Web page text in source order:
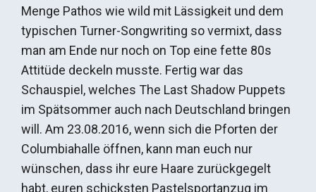
Menge Pathos wie wild mit Lässigkeit und dem
typischen Turner-Songwriting so vermixt, dass
man am Ende nur noch on Top eine fette 80s
Attitüde deckeln musste. Fertig war das
Schauspiel, welches The Last Shadow Puppets
im Spätsommer auch nach Deutschland bringen
will. Am 23.08.2016, wenn sich die Pforten der
Columbiahalle öffnen, kann man euch nur
wünschen, dass ihr eure Haare zurückgegelt
habt, euren schicksten Pastelsportanzug im